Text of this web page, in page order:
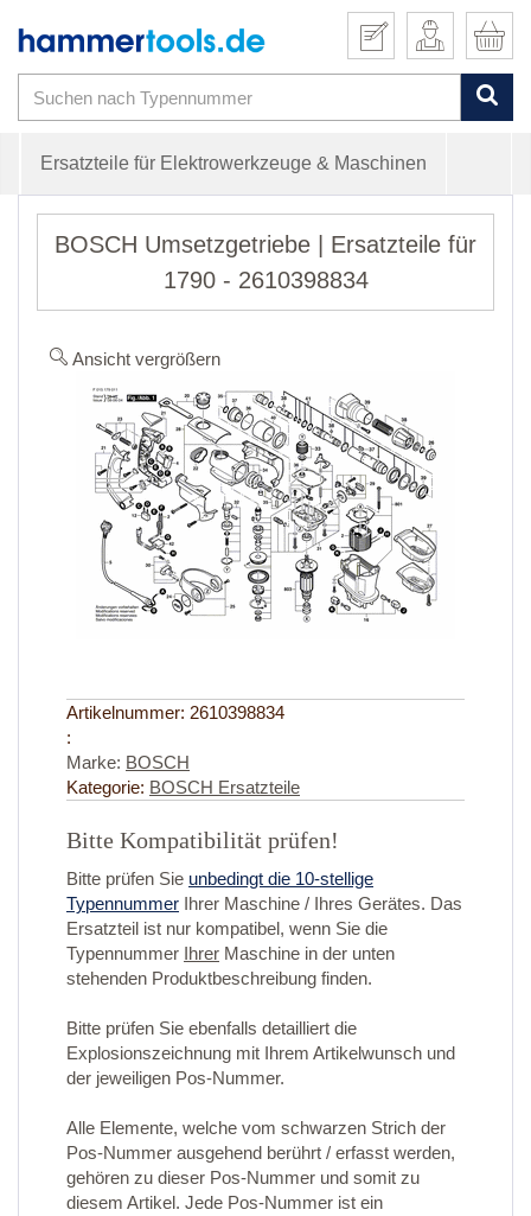
Ersatzteile für Elektrowerkzeuge & Maschinen
BOSCH Umsetzgetriebe | Ersatzteile für
1790 - 2610398834
Ansicht vergrößern
Artikelnummer: 2610398834
:
Marke: BOSCH
Kategorie: BOSCH Ersatzteile
Bitte Kompatibilität prüfen!
Bitte prüfen Sie unbedingt die 10-stellige
Typennummer Ihrer Maschine / Ihres Gerätes. Das
Ersatzteil ist nur kompatibel, wenn Sie die
Typennummer Ihrer Maschine in der unten
stehenden Produktbeschreibung finden.
Bitte prüfen Sie ebenfalls detailliert die
Explosionszeichnung mit Ihrem Artikelwunsch und
der jeweiligen Pos-Nummer.
Alle Elemente, welche vom schwarzen Strich der
Pos-Nummer ausgehend berührt / erfasst werden,
gehören zu dieser Pos-Nummer und somit zu
diesem Artikel. Jede Pos-Nummer ist ein